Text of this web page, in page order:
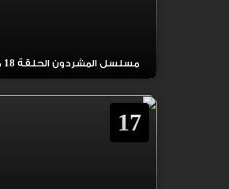
مسلسل المشردون الحلقة 18 مترجمة
17